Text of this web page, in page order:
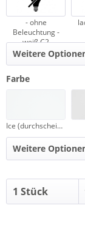
- ohne
Beleuchtung -
weiß C2
Weitere
Farbe
Ice (durchscheinend)
Weitere